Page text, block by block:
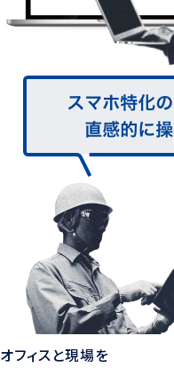
オフィスと現場を